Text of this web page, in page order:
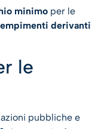
minimo per le
derivanti
le
pubbliche e